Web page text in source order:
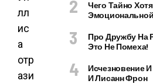
лл
ис
а
отр
ази
Чего Тайно
Про Дружбу На
Это Не Помеха!
Исчезновение
И Лисанн Фрон